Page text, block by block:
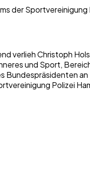
der Sportvereinigung
verlieh Christoph
und Sport,
Bundespräsidenten
Polizei